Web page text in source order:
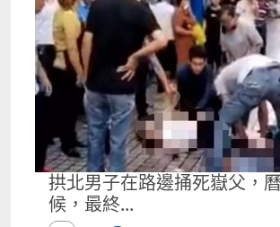
意味著這張支票不得提取現金，只能存入
戶。 02、 支票退票的原因，主要分為抬
賬戶戶名不一致、賬戶餘額不足、金額及
誤、出票人簽字不符及支票已被止付或
支票到賬的時間。一般情況下，存入本地
的支票可實時到賬，若存入的是本地其
時約2個工作天才到賬。 為免收到空頭支
在進行大額商品交易時，為保障自己的利
票。 因為本票在開出時銀行已扣除相應
額不足而被退票的風險。 04、 在支票的
據澳門《商法典》規定，支票應見票即付
支票）；或在支票出票日起計15年內可照
學生按照對方要求，購買1,068元點數卡
金rdquo;。 當日下午近2點，該名14歲
男子來電，要求支付1.3萬保證金，學生
面，就答應了繼續買卡，但付款後再無
名學生再接到一名說普通話男子的來電，
萬元保證金開設VIP賬戶，方便交易完成後
金，中學生再按要求買卡並向對方提供
名學生苦等一個多月，毫無音訊... 直至8
7點，該名學生母親發現他有點不對勁，
終，還是被母親揭發並報警求助。 據澳門
定： 與14歲以上，未滿16歲的男女發生性
間的保溫。 接下來 就是這份美食的真正
制作方法，給你最簡單的快樂。大份且非
和雞腿。 有原味，當歸，麻辣3種口味的
腿 這樣多肉的雞腿和雞翅是絕對的物超
員態度禮貌，辦事效率很高。 垚窯雞的
值得大家去嘗試一下。 歡迎來到ldquo;
訂單詳情 想要嘗試的朋友 可以通過憶條
單 或者到店鋪自取 店鋪地址 澳門菜園路
邨地下Z鋪
拱北男子在路邊捅死嶽父，
候，最終...